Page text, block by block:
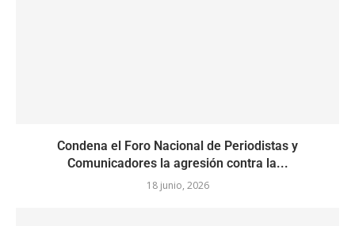
Condena el Foro Nacional de Periodistas y
Comunicadores la agresión contra la...
18 junio, 2026